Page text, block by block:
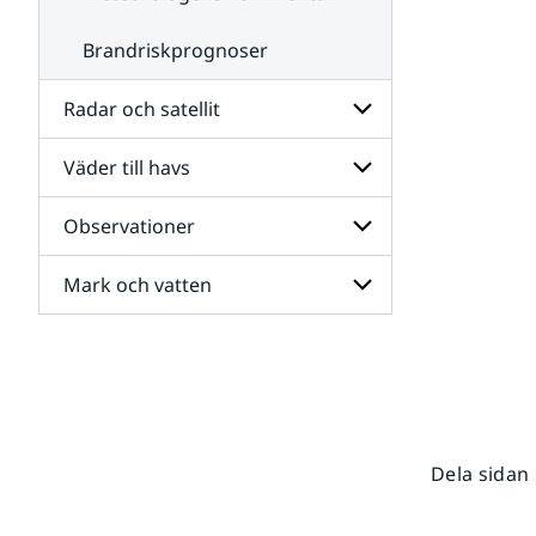
Brandriskprognoser
Radar och satellit
Undersidor
för
Radar
och
satellit
Väder till havs
Undersidor
för
Väder
till
havs
Observationer
Undersidor
för
Mark och vatten
Dela sidan